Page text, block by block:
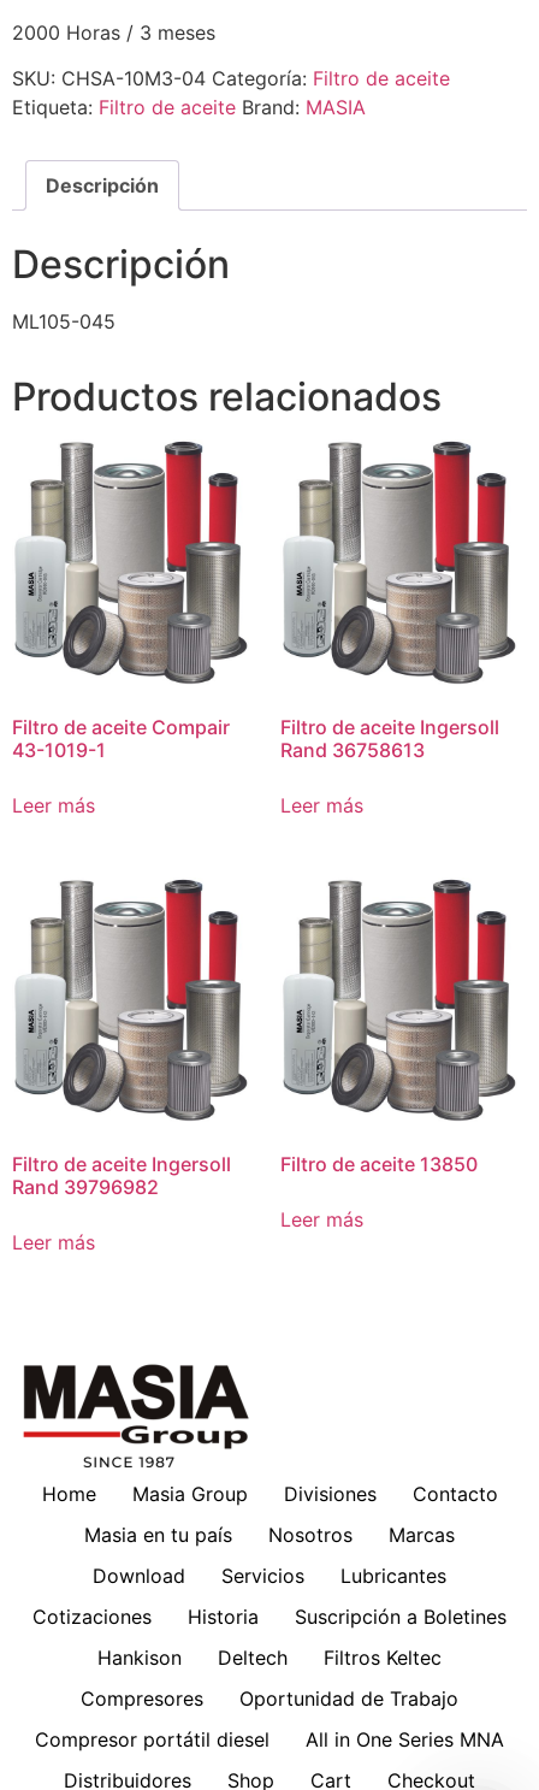
2000 Horas / 3 meses
SKU: CHSA-10M3-04 Categoría: Filtro de aceite
Etiqueta: Filtro de aceite Brand: MASIA
Descripción
Descripción
ML105-045
Productos relacionados
Filtro de aceite Compair
43-1019-1
Leer más
Filtro de aceite Ingersoll
Rand 36758613
Leer más
Filtro de aceite Ingersoll
Rand 39796982
Leer más
Filtro de aceite 13850
Leer más
Home Masia Group Divisiones
Contacto
Masia en tu país
Nosotros
Marcas
Download
Servicios
Lubricantes
Cotizaciones
Historia
Suscripción a Boletines
Hankison
Deltech
Filtros Keltec
Compresores
Oportunidad de Trabajo
Compresor portátil diesel
All in One Series MNA
Distribuidores
Shop Cart Checkout